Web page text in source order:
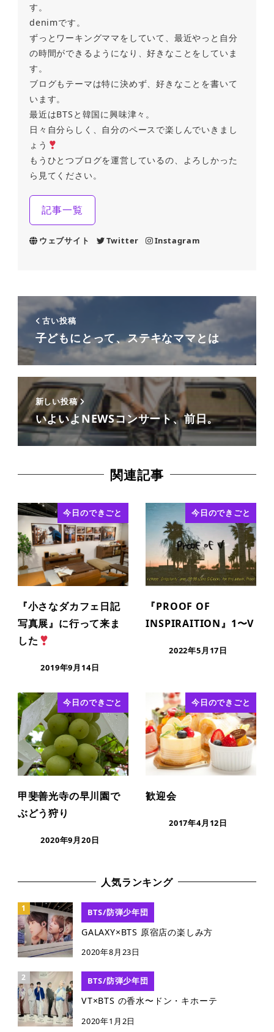
す。
denimです。
ずっとワーキングママをしていて、最近やっと自分
の時間ができるようになり、好きなことをしていま
す。
ブログもテーマは特に決めず、好きなことを書いて
います。
最近はBTSと韓国に興味津々。
日々自分らしく、自分のペースで楽しんでいきまし
ょう
もうひとつブログを運営しているの、よろしかった
ら見てください。
記事一覧
ウェブサイト Twitter Instagram
古い投稿
子どもにとって、ステキなママとは
新しい投稿
いよいよNEWSコンサート、前日。
関連記事
今日のできごと
『小さなダカフェ日記
写真展』に行って来ま
した
2019年9月14日
今日のできごと
『PROOF OF
INSPIRAITION』1〜V
2022年5月17日
今日のできごと
甲斐善光寺の早川園で
ぶどう狩り
2020年9月20日
今日のできごと
歓迎会
2017年4月12日
人気ランキング
BTS/防弾少年団
GALAXY×BTS 原宿店の楽しみ方
2020年8月23日
BTS/防弾少年団
VT×BTS の香水〜ドン・キホーテ
2020年1月2日